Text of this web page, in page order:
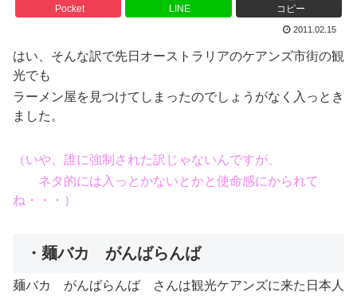
Pocket LINE コピー
2011.02.15
はい、そんな訳で先日オーストラリアのケアンズ市街の観
光でも
ラーメン屋を見つけてしまったのでしょうがなく入っとき
ました。
（いや、誰に強制された訳じゃないんですが、
ネタ的には入っとかないとかと使命感にかられて
ね・・・）
・麺バカ がんばらんば
麺バカ がんばらんば さんは観光ケアンズに来た日本人